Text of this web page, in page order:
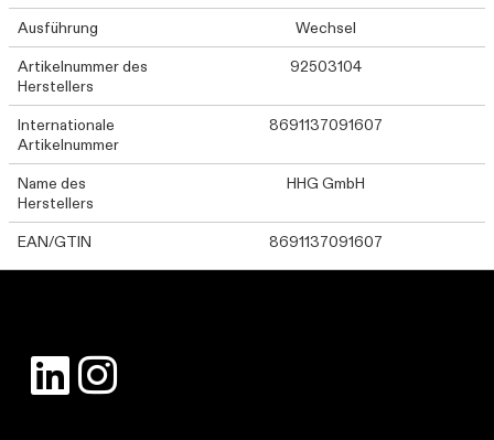
Ausführung
Wechsel
Artikelnummer des
Herstellers
92503104
Internationale
Artikelnummer
8691137091607
Name des
Herstellers
HHG GmbH
EAN/GTIN 8691137091607